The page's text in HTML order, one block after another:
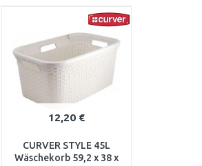
12,20 €
CURVER STYLE 45L
Wäschekorb 59,2 x 38 x